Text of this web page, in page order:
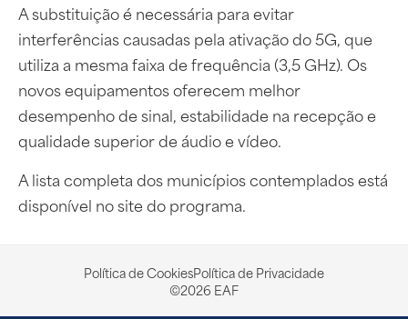
A substituição é necessária para evitar
interferências causadas pela ativação do 5G, que
utiliza a mesma faixa de frequência (3,5 GHz). Os
novos equipamentos oferecem melhor
desempenho de sinal, estabilidade na recepção e
qualidade superior de áudio e vídeo.
A lista completa dos municípios contemplados está
disponível no site do programa.
Política de CookiesPolítica de Privacidade
©2026 EAF